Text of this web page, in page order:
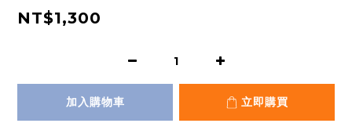
NT$1,300
加入購物車 立即購買